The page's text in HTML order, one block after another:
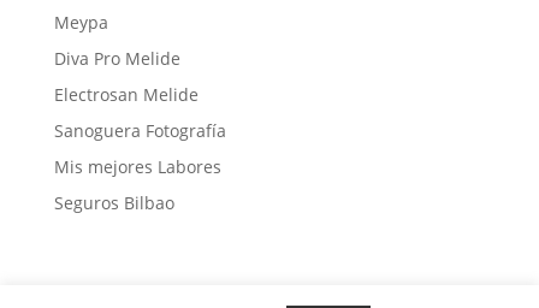
Meypa
Diva Pro Melide
Electrosan Melide
Sanoguera Fotografía
Mis mejores Labores
Seguros Bilbao